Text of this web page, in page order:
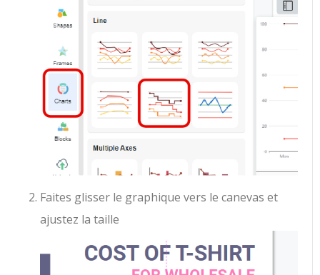
Faites glisser le graphique vers le canevas et
ajustez la taille